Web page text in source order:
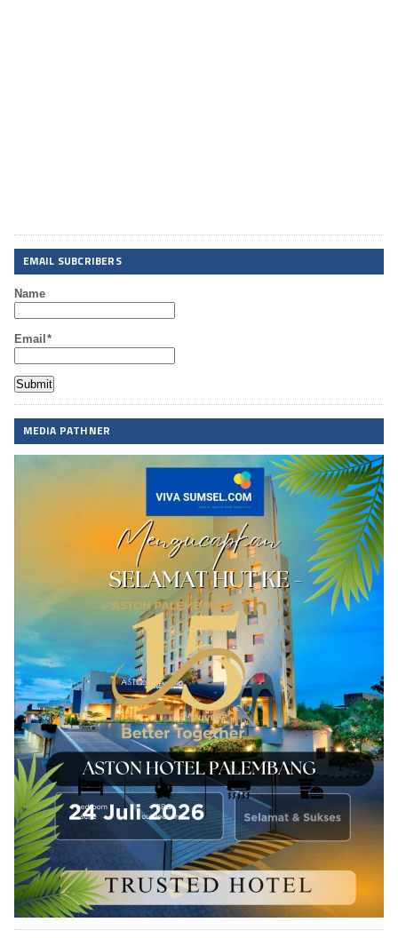
EMAIL SUBCRIBERS
Name
Email*
MEDIA PATHNER